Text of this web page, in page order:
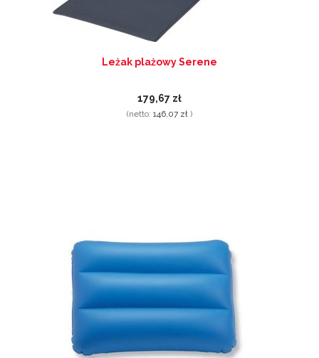
Leżak plażowy Serene
179,67 zł
(netto: 146,07 zł )